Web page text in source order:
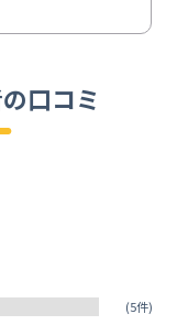
口コミ
(5件)